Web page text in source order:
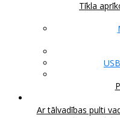
Tīkla
Ar tālvadības pulti